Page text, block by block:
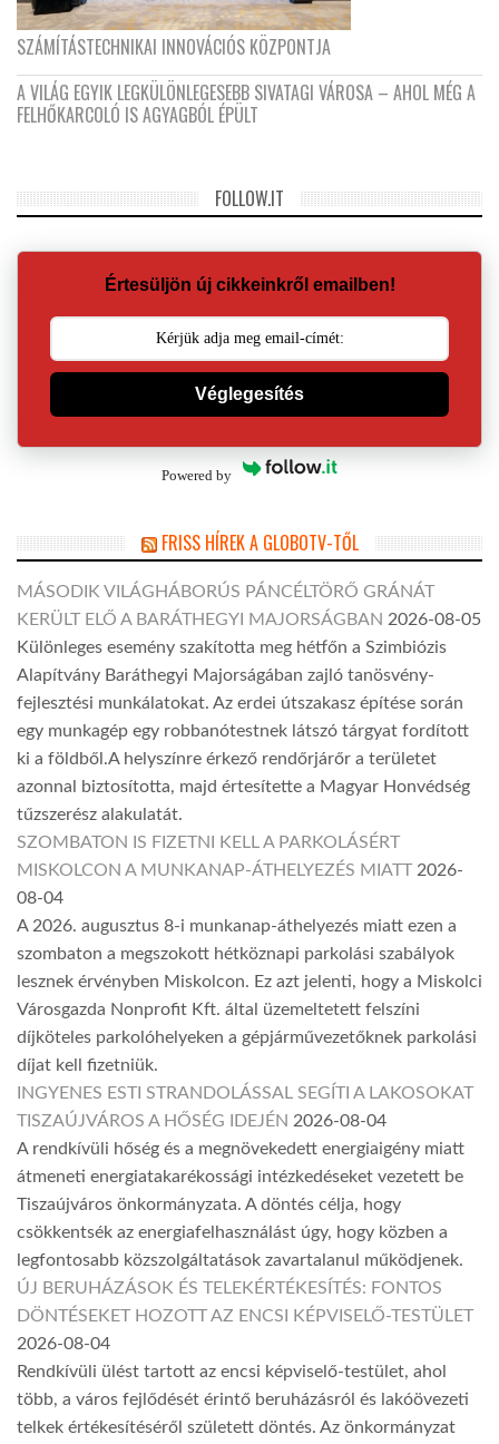
SZÁMÍTÁSTECHNIKAI INNOVÁCIÓS KÖZPONTJA
A VILÁG EGYIK LEGKÜLÖNLEGESEBB SIVATAGI VÁROSA – AHOL MÉG A
FELHŐKARCOLÓ IS AGYAGBÓL ÉPÜLT
FOLLOW.IT
Értesüljön új cikkeinkről emailben!
Véglegesítés
Powered by
FRISS HÍREK A GLOBOTV-TŐL
MÁSODIK VILÁGHÁBORÚS PÁNCÉLTÖRŐ GRÁNÁT
KERÜLT ELŐ A BARÁTHEGYI MAJORSÁGBAN 2026-08-05
Különleges esemény szakította meg hétfőn a Szimbiózis
Alapítvány Baráthegyi Majorságában zajló tanösvény-
fejlesztési munkálatokat. Az erdei útszakasz építése során
egy munkagép egy robbanótestnek látszó tárgyat fordított
ki a földből.A helyszínre érkező rendőrjárőr a területet
azonnal biztosította, majd értesítette a Magyar Honvédség
tűzszerész alakulatát.
SZOMBATON IS FIZETNI KELL A PARKOLÁSÉRT
MISKOLCON A MUNKANAP-ÁTHELYEZÉS MIATT 2026-
08-04
A 2026. augusztus 8-i munkanap-áthelyezés miatt ezen a
szombaton a megszokott hétköznapi parkolási szabályok
lesznek érvényben Miskolcon. Ez azt jelenti, hogy a Miskolci
Városgazda Nonprofit Kft. által üzemeltetett felszíni
díjköteles parkolóhelyeken a gépjárművezetőknek parkolási
díjat kell fizetniük.
INGYENES ESTI STRANDOLÁSSAL SEGÍTI A LAKOSOKAT
TISZAÚJVÁROS A HŐSÉG IDEJÉN 2026-08-04
A rendkívüli hőség és a megnövekedett energiaigény miatt
átmeneti energiatakarékossági intézkedéseket vezetett be
Tiszaújváros önkormányzata. A döntés célja, hogy
csökkentsék az energiafelhasználást úgy, hogy közben a
legfontosabb közszolgáltatások zavartalanul működjenek.
ÚJ BERUHÁZÁSOK ÉS TELEKÉRTÉKESÍTÉS: FONTOS
DÖNTÉSEKET HOZOTT AZ ENCSI KÉPVISELŐ-TESTÜLET
2026-08-04
Rendkívüli ülést tartott az encsi képviselő-testület, ahol
több, a város fejlődését érintő beruházásról és lakóövezeti
telkek értékesítéséről született döntés. Az önkormányzat